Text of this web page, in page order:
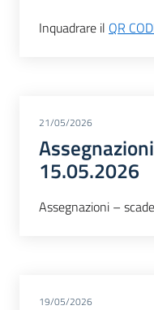
Inquadrare il QR
21/05/2026
15.05.2026
Assegnazioni –
19/05/2026